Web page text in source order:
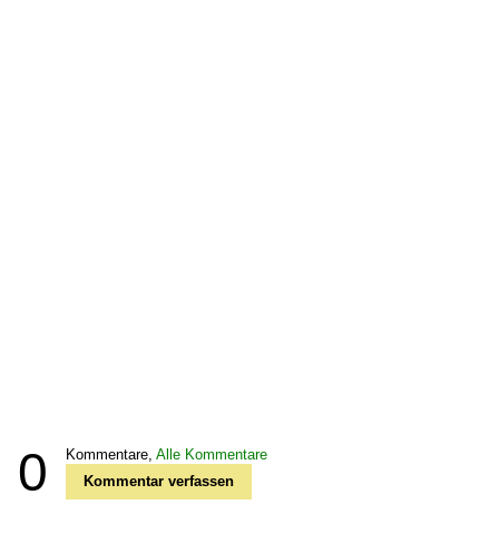
0 Kommentare, Alle Kommentare
Kommentar verfassen